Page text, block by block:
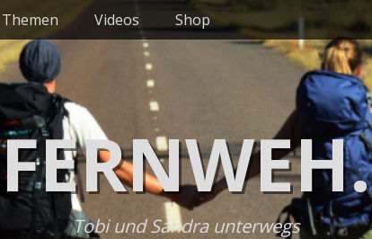
Themen Videos Shop
FERNWEH.
Tobi und Sandra unterwegs